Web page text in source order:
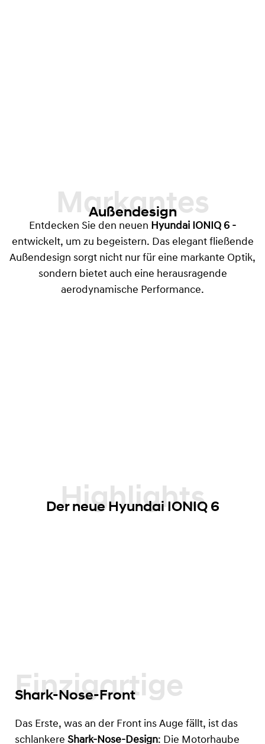
Markantes
Außendesign
Entdecken Sie den neuen Hyundai IONIQ 6 -
entwickelt, um zu begeistern. Das elegant fließende
Außendesign sorgt nicht nur für eine markante Optik,
sondern bietet auch eine herausragende
aerodynamische Performance.
Highlights
Der neue Hyundai IONIQ 6
Einzigartige
Shark-Nose-Front
Das Erste, was an der Front ins Auge fällt, ist das
schlankere Shark-Nose-Design: Die Motorhaube